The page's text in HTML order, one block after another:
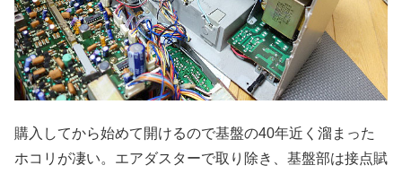
購入してから始めて開けるので基盤の40年近く溜まった
ホコリが凄い。エアダスターで取り除き、基盤部は接点賦